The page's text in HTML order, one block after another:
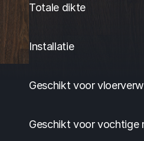
Totale dikte
Installatie
Geschikt voor
Geschikt voor vochtige